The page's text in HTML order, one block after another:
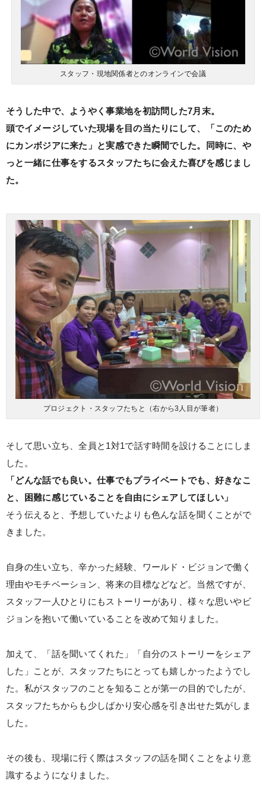
スタッフ・現地関係者とのオンラインで会議
そうした中で、ようやく事業地を初訪問した7月末。
頭でイメージしていた現場を目の当たりにして、「このため
にカンボジアに来た」と実感できた瞬間でした。同時に、や
っと一緒に仕事をするスタッフたちに会えた喜びを感じまし
た。
プロジェクト・スタッフたちと（右から3人目が筆者）
そして思い立ち、全員と1対1で話す時間を設けることにしま
した。
「どんな話でも良い。仕事でもプライベートでも、好きなこ
と、困難に感じていることを自由にシェアしてほしい」
そう伝えると、予想していたよりも色んな話を聞くことがで
きました。
自身の生い立ち、辛かった経験、ワールド・ビジョンで働く
理由やモチベーション、将来の目標などなど。当然ですが、
スタッフ一人ひとりにもストーリーがあり、様々な思いやビ
ジョンを抱いて働いていることを改めて知りました。
加えて、「話を聞いてくれた」「自分のストーリーをシェア
した」ことが、スタッフたちにとっても嬉しかったようでし
た。私がスタッフのことを知ることが第一の目的でしたが、
スタッフたちからも少しばかり安心感を引き出せた気がしま
した。
その後も、現場に行く際はスタッフの話を聞くことをより意
識するようになりました。